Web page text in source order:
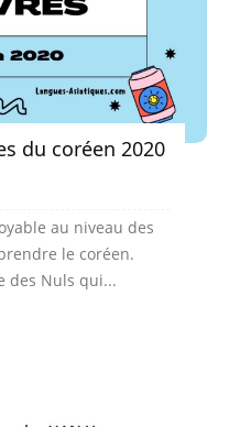
du coréen 2020
au niveau des
le coréen.
des Nuls qui...